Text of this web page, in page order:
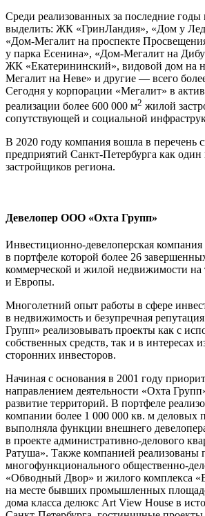
Среди реализованных за последние
выделить: ЖК «ГринЛандия», «Дом у
«Дом-Мегалит на проспекте
у парка Есенина», «Дом-Мегалит на
ЖК «Екатерининский», видовой дом на
Мегалит на Неве» и другие — всего
Сегодня у корпорации «Мегалит» в
реализации более 600 000 м2 жилой
сопутствующей и социальной
В 2020 году компания вошла в перечень
предприятий Санкт-Петербурга как
застройщиков региона.
Девелопер ООО «Охта Групп»
Инвестиционно-девелоперская
в портфеле которой более 26
коммерческой и жилой недвижимости на
и Европы.
Многолетний опыт работы в сфере
в недвижимость и безупречная
Групп» реализовывать проекты как с
собственных средств, так и в интересах
сторонних инвесторов.
Начиная с основания в 2001 году
направлением деятельности «Охта
развитие территорий. В портфеле
компании более 1 000 000 кв. м деловых
выполняла функции внешнего
в проекте административно-делового
Ратуша». Также компанией реализованы
многофункционального общественно-
«Обводный Двор» и жилого комплекса
на месте бывших промышленных
дома класса делюкс Art View House в